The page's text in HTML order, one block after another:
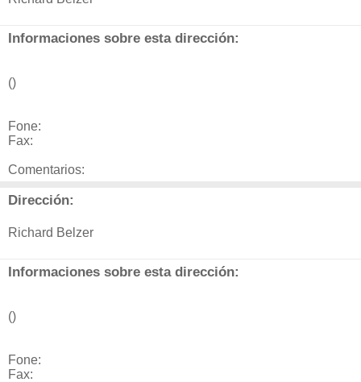
Informaciones sobre esta dirección:
()
Fone:
Fax:
Comentarios:
Dirección:
Richard Belzer
Informaciones sobre esta dirección:
()
Fone:
Fax: